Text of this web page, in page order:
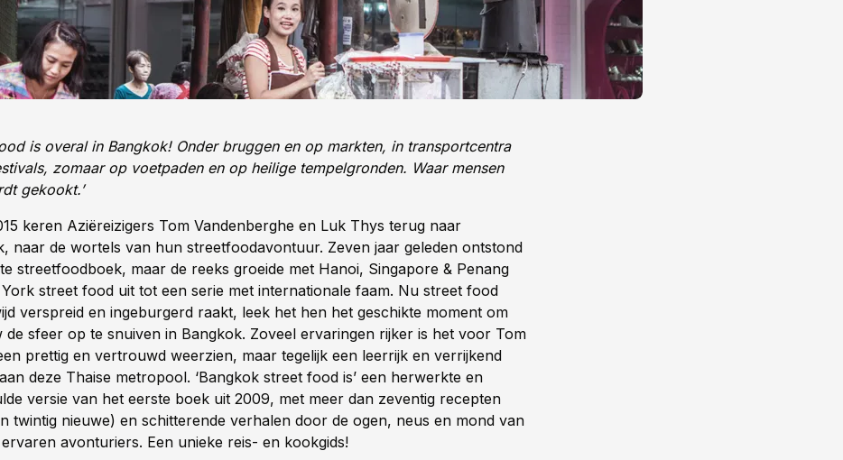
is overal in Bangkok! Onder bruggen en op markten, in transportcentra
zomaar op voetpaden en op heilige tempelgronden. Waar mensen
gekookt.’
keren Aziëreizigers Tom Vandenberghe en Luk Thys terug naar
naar de wortels van hun streetfoodavontuur. Zeven jaar geleden ontstond
streetfoodboek, maar de reeks groeide met Hanoi, Singapore & Penang
street food uit tot een serie met internationale faam. Nu street food
verspreid en ingeburgerd raakt, leek het hen het geschikte moment om
de sfeer op te snuiven in Bangkok. Zoveel ervaringen rijker is het voor Tom
prettig en vertrouwd weerzien, maar tegelijk een leerrijk en verrijkend
deze Thaise metropool. ‘Bangkok street food is’ een herwerkte en
versie van het eerste boek uit 2009, met meer dan zeventig recepten
twintig nieuwe) en schitterende verhalen door de ogen, neus en mond van
avonturiers. Een unieke reis- en kookgids!